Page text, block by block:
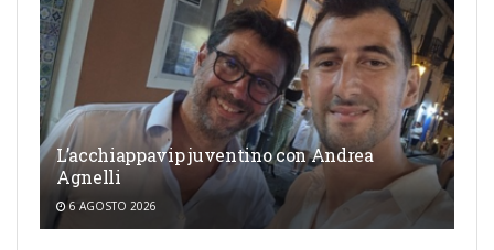
L’acchiappavip juventino con Andrea
Agnelli
6 AGOSTO 2026